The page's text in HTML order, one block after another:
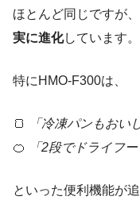
ほとんど同じですが
実に進化しています。
特にHMO-F300は、
🍞
「冷凍パンもおい
🍊
「2段でドライフ
といった便利機能が